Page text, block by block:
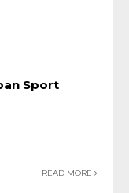
Sport
READ MORE